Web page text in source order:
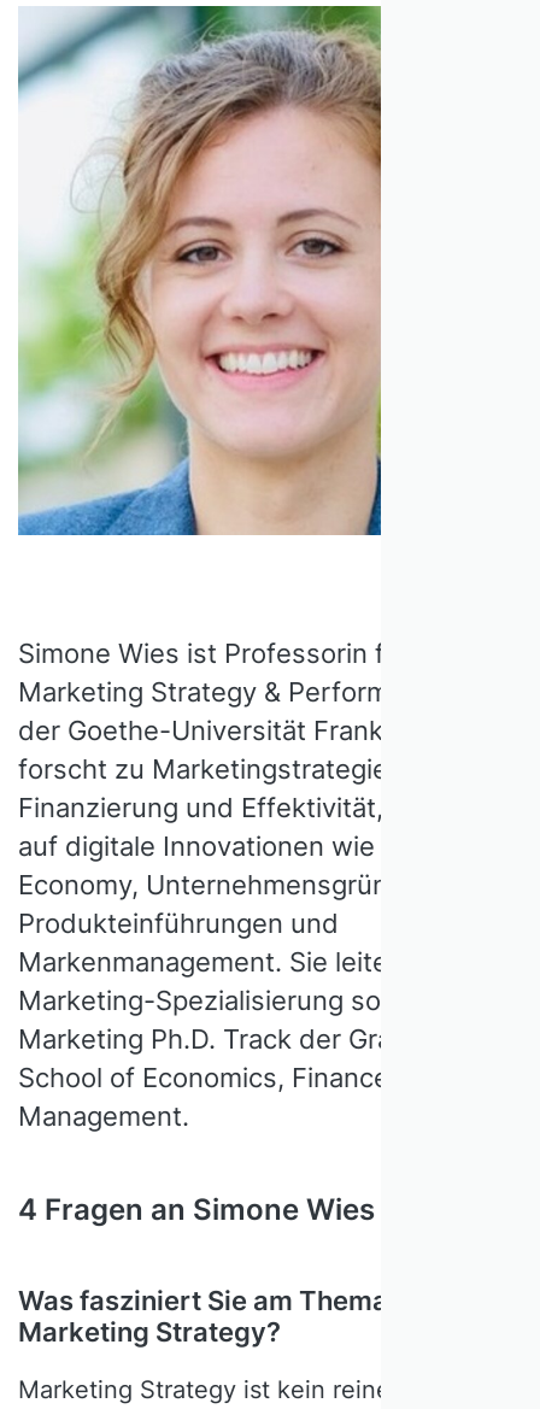
Simone Wies ist Professorin für
Marketing Strategy & Performance an
der Goethe-Universität Frankfurt. Sie
forscht zu Marketingstrategien, deren
Finanzierung und Effektivität, mit Fokus
auf digitale Innovationen wie die Creator
Economy, Unternehmensgründungen,
Produkteinführungen und
Markenmanagement. Sie leitet u.a. die
Marketing-Spezialisierung sowie den
Marketing Ph.D. Track der Graduate
School of Economics, Finance, and
Management.
4 Fragen an Simone Wies
Was fasziniert Sie am Thema
Marketing Strategy?
Marketing Strategy ist kein reines Zahlen-